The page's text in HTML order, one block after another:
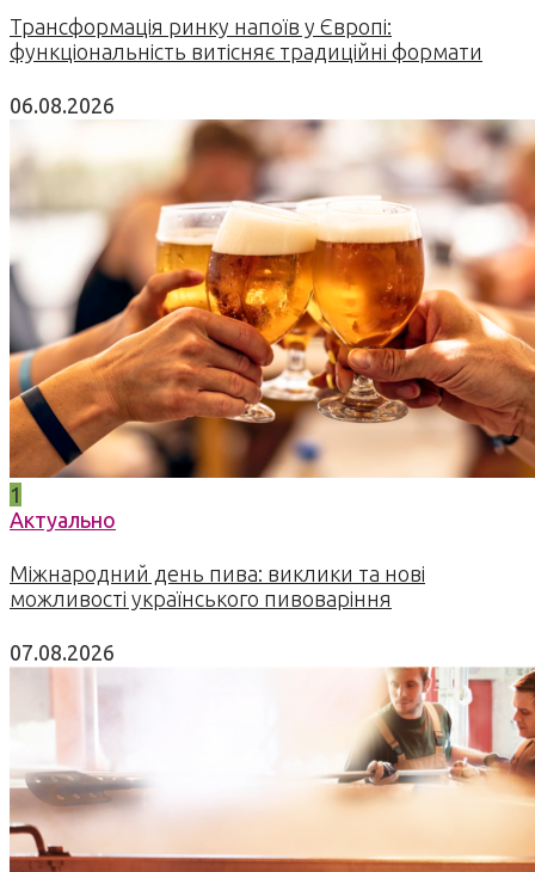
Трансформація ринку напоїв у Європі:
функціональність витісняє традиційні формати
06.08.2026
1
Актуально
Міжнародний день пива: виклики та нові
можливості українського пивоваріння
07.08.2026